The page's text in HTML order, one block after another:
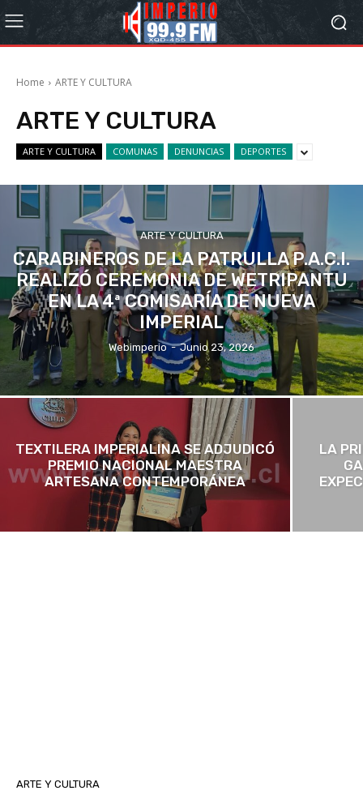
Home ARTE Y CULTURA
ARTE Y CULTURA
ARTE Y CULTURA COMUNAS DENUNCIAS DEPORTES
ARTE Y CULTURA
CARABINEROS DE LA PATRULLA P.A.C.I.
REALIZÓ CEREMONIA DE WETRIPANTU
EN LA 4ª COMISARÍA DE NUEVA
IMPERIAL
Webimperio - Junio 23, 2026
TEXTILERA IMPERIALINA SE ADJUDICÓ
PREMIO NACIONAL MAESTRA
ARTESANA CONTEMPORÁNEA
LA
ARTE Y CULTURA